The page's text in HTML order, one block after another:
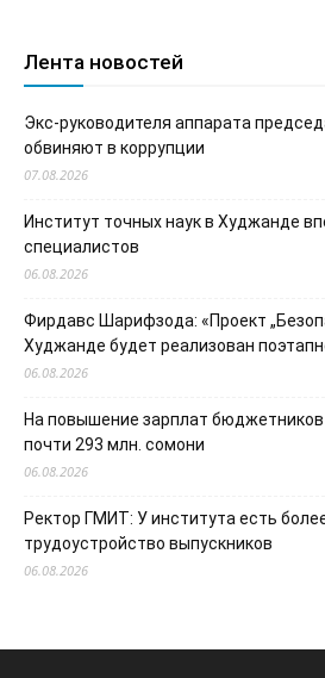
Лента новостей
Экс-руководителя аппарата
обвиняют в коррупции
07.08.2026
Институт точных наук в Худжанде
специалистов
06.08.2026
Фирдавс Шарифзода: «Проект
Худжанде будет реализован
06.08.2026
На повышение зарплат бюджетников
почти 293 млн. сомони
06.08.2026
Ректор ГМИТ: У института есть
трудоустройство выпускников
06.08.2026